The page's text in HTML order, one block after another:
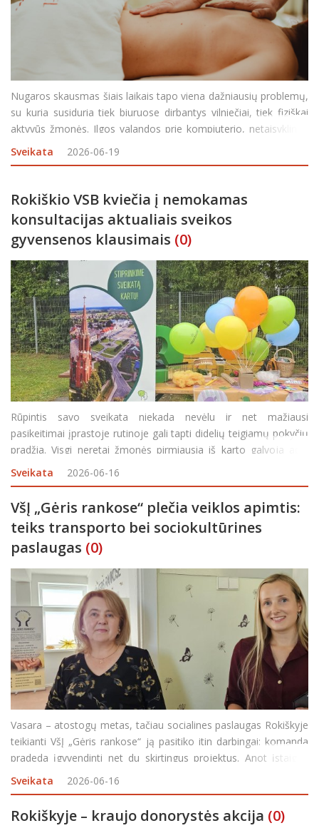
Nugaros skausmas šiais laikais tapo viena dažniausių problemų,
su kuria susiduria tiek biuruose dirbantys vilniečiai, tiek fiziškai
aktyvūs žmonės. Ilgos valandos prie kompiuterio, netaisyklinga
laikysena, stresas ar per mažas judėjimas lemia, kad skausmas
tampa ne epizodinis, o nuolat
Sveikata 2026-06-19
Rokiškio VSB kviečia į nemokamas
konsultacijas aktualiais sveikos
gyvensenos klausimais (0)
Rūpintis savo sveikata niekada nevėlu ir net mažiausi
pasikeitimai įprastoje rutinoje gali tapti didelių teigiamų pokyčių
pradžia. Visgi neretai žmonės pirmiausia iš karto galvoja apie
rezultatą, dar net nežinodami nuo kuo pradėti. Į pagalbą skuba
Rokiškio rajono savivaldybės Visuomenė
Sveikata 2026-06-16
VšĮ „Gėris rankose“ plečia veiklos apimtis:
teiks transporto bei sociokultūrines
paslaugas (0)
Vasara – atostogų metas, tačiau socialines paslaugas Rokiškyje
teikianti VšĮ „Gėris rankose“ ją pasitiko itin darbingai: komanda
pradeda įgyvendinti net du skirtingus projektus. Anot įstaigos
direktorės Dianos Kietienės, buvo atlikta analizė ir išsiaiški
Sveikata 2026-06-16
Rokiškyje – kraujo donorystės akcija (0)